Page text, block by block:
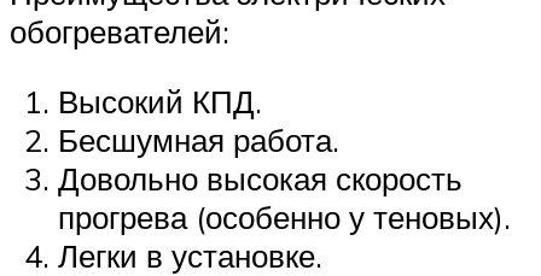
обогревателей:
Высокий КПД.
Бесшумная работа.
Довольно высокая скорость
прогрева (особенно у теновых).
Легки в установке.